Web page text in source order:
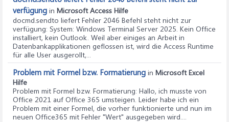
verfügung in Microsoft Access Hilfe
docmd.sendto liefert Fehler 2046 Befehl steht nicht zur
verfügung: System: Windows Terminal Server 2025. Kein Office
installiert, kein Outlook. Weil aber einiges an Arbeit in
Datenbankapplikationen geflossen ist, wird die Access Runtime
für alle User ausgerollt,...
Problem mit Formel bzw. Formatierung in Microsoft Excel
Hilfe
Problem mit Formel bzw. Formatierung: Hallo, ich musste von
Office 2021 auf Office 365 umsteigen. Leider habe ich ein
Problem mit einer Formel, die vorher funktionierte und nun im
neuen Office365 mit Fehler "Wert" ausgegeben wird....